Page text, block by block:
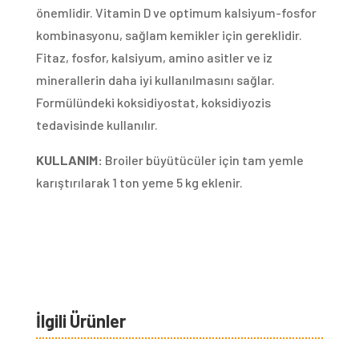
önemlidir. Vitamin D ve optimum kalsiyum-fosfor
kombinasyonu, sağlam kemikler için gereklidir.
Fitaz, fosfor, kalsiyum, amino asitler ve iz
minerallerin daha iyi kullanılmasını sağlar.
Formülündeki koksidiyostat, koksidiyozis
tedavisinde kullanılır.
KULLANIM: Broiler büyütücüler için tam yemle
karıştırılarak 1 ton yeme 5 kg eklenir.
İlgili Ürünler